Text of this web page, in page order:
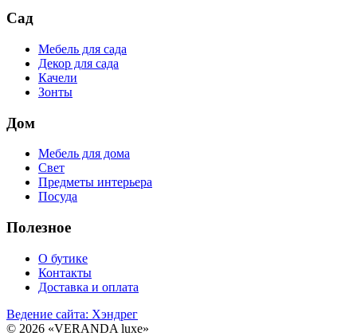
Сад
Мебель для сада
Декор для сада
Качели
Зонты
Дом
Мебель для дома
Свет
Предметы интерьера
Посуда
Полезное
О бутике
Контакты
Доставка и оплата
Ведение сайта: Хэндрег
© 2026 «VERANDA luxe»